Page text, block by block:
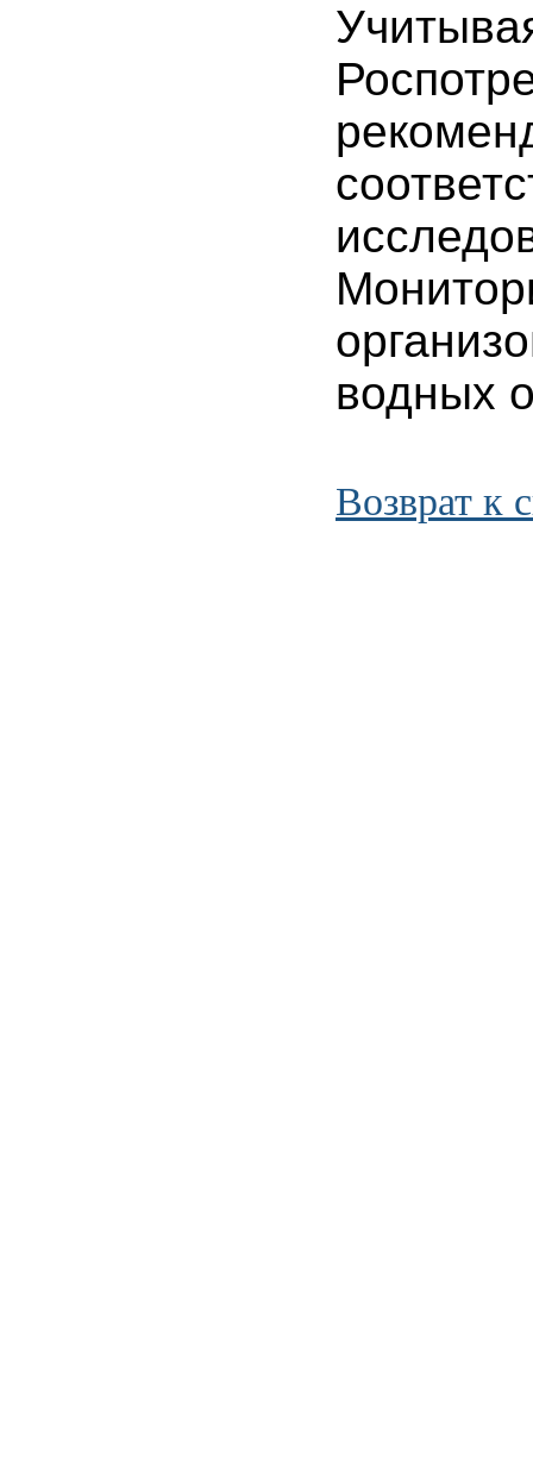
водных
Возврат к